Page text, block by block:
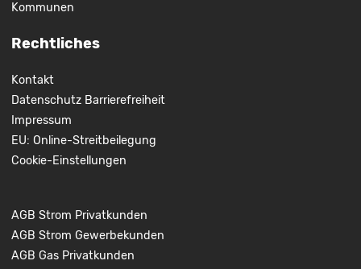
Kommunen
Rechtliches
Kontakt
Datenschutz Barrierefreiheit
Impressum
EU: Online-Streitbeilegung
Cookie-Einstellungen
AGB Strom Privatkunden
AGB Strom Gewerbekunden
AGB Gas Privatkunden